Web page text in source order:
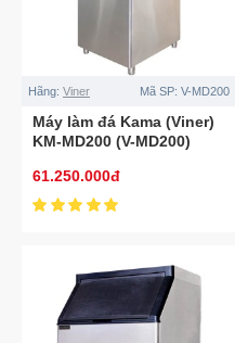
Hãng: Viner Mã SP: V-MD200
Máy làm đá Kama (Viner)
KM-MD200 (V-MD200)
61.250.000đ